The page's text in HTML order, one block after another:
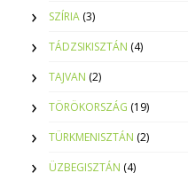
SZÍRIA (3)
TÁDZSIKISZTÁN (4)
TAJVAN (2)
TÖRÖKORSZÁG (19)
TÜRKMENISZTÁN (2)
ÜZBEGISZTÁN (4)